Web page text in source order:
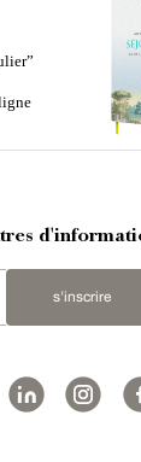
s'inscrire